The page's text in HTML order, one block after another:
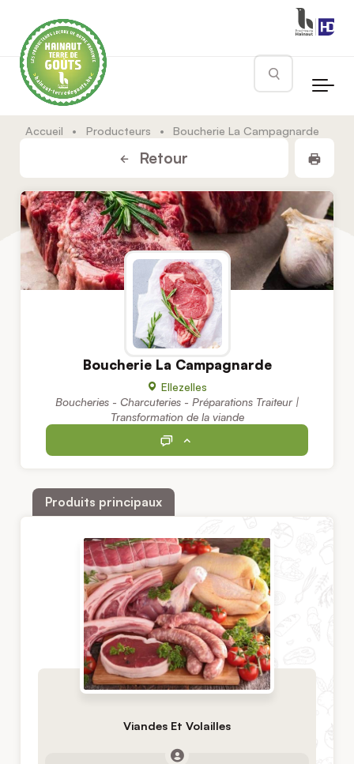
Rechercher
Accueil • Producteurs • Boucherie La Campagnarde
Retour
Boucherie La Campagnarde
Ellezelles
Boucheries - Charcuteries - Préparations Traiteur |
Transformation de la viande
Produits principaux
Viandes Et Volailles